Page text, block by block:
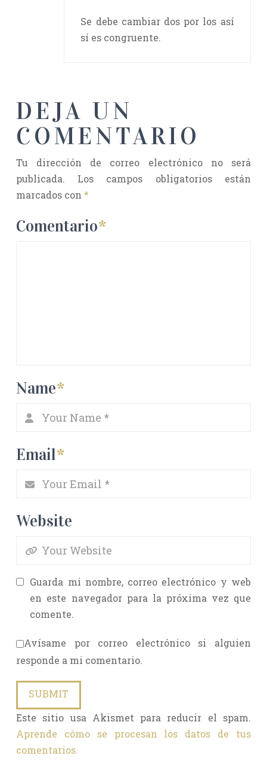
Se debe cambiar dos por los así
sí es congruente.
DEJA UN
COMENTARIO
Tu dirección de correo electrónico no será
publicada.
Los campos obligatorios están
marcados con *
Comentario*
Name*
Email*
Website
Guarda mi nombre, correo electrónico y web
en este navegador para la próxima vez que
comente.
Avísame por correo electrónico si alguien
responde a mi comentario.
Este sitio usa Akismet para reducir el spam.
Aprende cómo se procesan los datos de tus
comentarios.